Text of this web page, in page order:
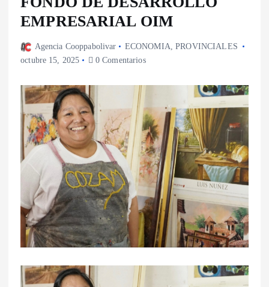
EMPRESARIAL OIM
Agencia Cooppabolivar ECONOMIA ,PROVINCIALES
octubre 15, 2025
0 Comentarios